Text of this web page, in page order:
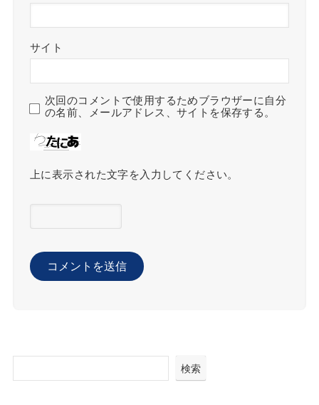
サイト
次回のコメントで使用するためブラウザーに自分
の名前、メールアドレス、サイトを保存する。
上に表示された文字を入力してください。
検索